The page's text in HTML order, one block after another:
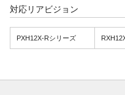
対応リアビジョン
PXH12X-Rシリーズ